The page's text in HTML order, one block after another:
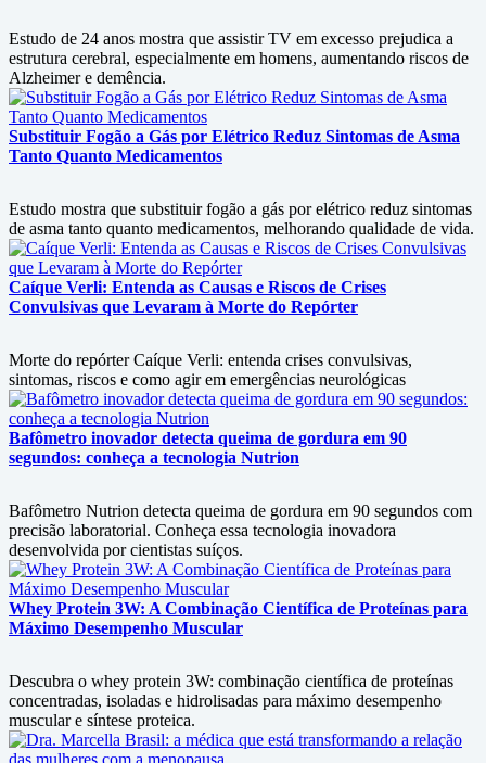
Estudo de 24 anos mostra que assistir TV em excesso prejudica a
estrutura cerebral, especialmente em homens, aumentando riscos de
Alzheimer e demência.
Substituir Fogão a Gás por Elétrico Reduz Sintomas de Asma
Tanto Quanto Medicamentos
Estudo mostra que substituir fogão a gás por elétrico reduz sintomas
de asma tanto quanto medicamentos, melhorando qualidade de vida.
Caíque Verli: Entenda as Causas e Riscos de Crises
Convulsivas que Levaram à Morte do Repórter
Morte do repórter Caíque Verli: entenda crises convulsivas,
sintomas, riscos e como agir em emergências neurológicas
Bafômetro inovador detecta queima de gordura em 90
segundos: conheça a tecnologia Nutrion
Bafômetro Nutrion detecta queima de gordura em 90 segundos com
precisão laboratorial. Conheça essa tecnologia inovadora
desenvolvida por cientistas suíços.
Whey Protein 3W: A Combinação Científica de Proteínas para
Máximo Desempenho Muscular
Descubra o whey protein 3W: combinação científica de proteínas
concentradas, isoladas e hidrolisadas para máximo desempenho
muscular e síntese proteica.